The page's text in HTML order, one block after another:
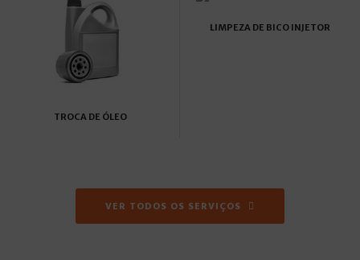
TROCA DE ÓLEO
LIMPEZA DE BICO INJETOR
VER TODOS OS SERVIÇOS